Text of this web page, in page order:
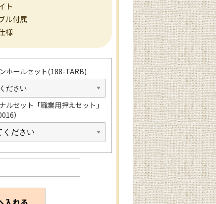
ト
ル付属
様
ホールセット(188-TARB)
ルセット「職業用押えセット」
）